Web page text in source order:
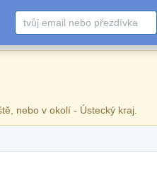
nebo v okolí - Ústecký kraj.